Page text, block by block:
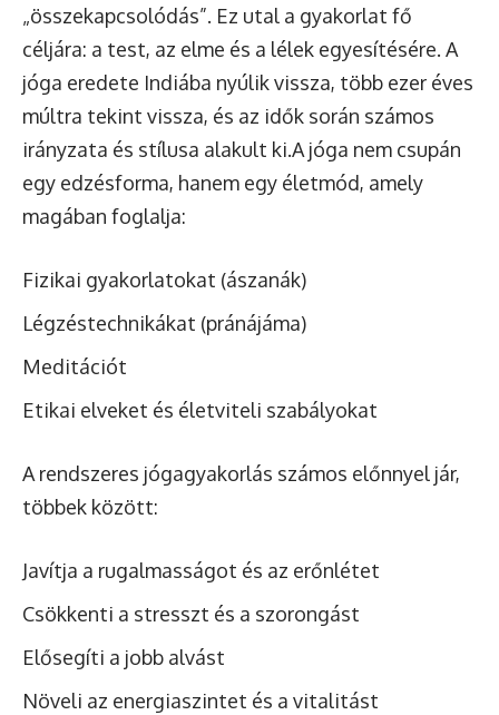
„összekapcsolódás”. Ez utal a gyakorlat fő
céljára: a test, az elme és a lélek egyesítésére. A
jóga eredete Indiába nyúlik vissza, több ezer éves
múltra tekint vissza, és az idők során számos
irányzata és stílusa alakult ki.A jóga nem csupán
egy edzésforma, hanem egy életmód, amely
magában foglalja:
Fizikai gyakorlatokat (ászanák)
Légzéstechnikákat (pránájáma)
Meditációt
Etikai elveket és életviteli szabályokat
A rendszeres jógagyakorlás számos előnnyel jár,
többek között:
Javítja a rugalmasságot és az erőnlétet
Csökkenti a stresszt és a szorongást
Elősegíti a jobb alvást
Növeli az energiaszintet és a vitalitást